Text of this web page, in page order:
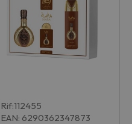
Rif:112455
EAN: 6290362347873